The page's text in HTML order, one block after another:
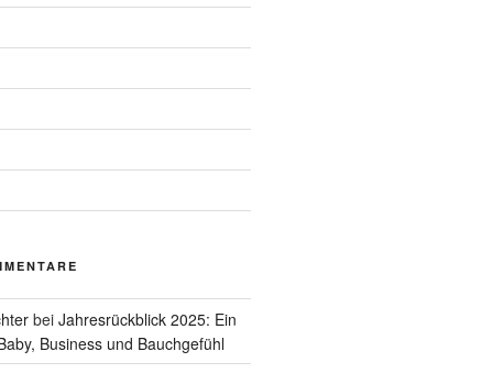
bei Jahresrückblick 2025: Ein
Business und Bauchgefühl